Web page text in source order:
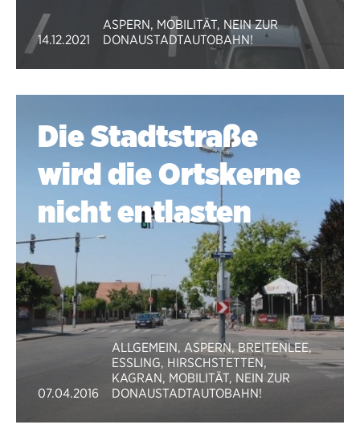
14.12.2021
ASPERN, MOBILITÄT, NEIN ZUR
DONAUSTADTAUTOBAHN!
Die Stadtstraße
wird die Ortskerne
nicht entlasten
07.04.2016
ALLGEMEIN, ASPERN,BREITENLEE,
ESSLING, HIRSCHSTETTEN,
KAGRAN, MOBILITÄT, NEIN ZUR
DONAUSTADTAUTOBAHN!